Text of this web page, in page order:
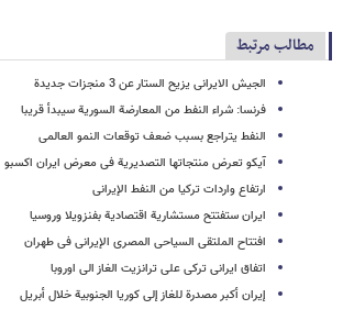
مطالب مرتبط
الجیش الایرانی یزیح الستار عن 3 منجزات جدیدة
فرنسا: شراء النفط من المعارضة السوریة سیبدأ قریبا
النفط یتراجع بسبب ضعف توقعات النمو العالمی
آیکو تعرض منتجاتها التصدیریة فی معرض ایران اکسبو
ارتفاع واردات ترکیا من النفط الإیرانی
ایران ستفتتح مستشاریة اقتصادیة بفنزویلا وروسیا
افتتاح الملتقى السیاحی المصری الإیرانی فی طهران
اتفاق ایرانی ترکی على ترانزیت الغاز الى اوروبا
إیران أکبر مصدرة للغاز إلی کوریا الجنوبیة خلال أبریل